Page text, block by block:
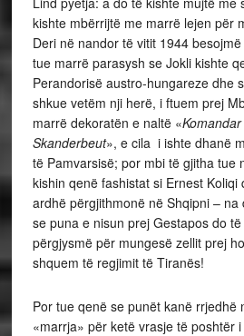
kishte mbërrijtë me marrë lejen për
Deri në nandor të vitit 1944
tue marrë parasysh se Jokli kishte
Perandorisë austro-hungareze dhe
shkue vetëm nji herë, i ftuem prej
marrë dekoratën e naltë «
Skanderbeut», e cila i ishte dhanë
të Pamvarsisë; por mbi të gjitha tue
kishin qenë fashistat si Ernest Koliqi
ardhë përgjithmonë në Shqipni –
se puna e nisun prej Gestapos do
përgjysmë për mungesë zellit prej
shquem të regjimit të Tiranës!
Por tue qenë se punët kanë rrjedhë
«marrja» për ketë vrasje të poshtër